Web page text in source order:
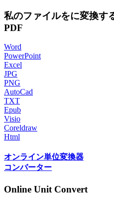
私のファイルをに変換す
PDF
Word
PowerPoint
Excel
JPG
PNG
AutoCad
TXT
Epub
Visio
Coreldraw
Html
オンライン単位変換器
コンバーター
Online Unit Convert